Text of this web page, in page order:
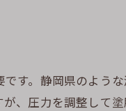
性
工夫
す。静岡県のよう
、圧力を調整して